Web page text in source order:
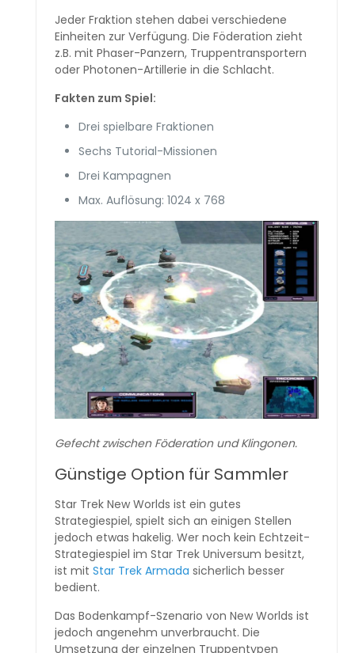
Jeder Fraktion stehen dabei verschiedene
Einheiten zur Verfügung. Die Föderation zieht
z.B. mit Phaser-Panzern, Truppentransportern
oder Photonen-Artillerie in die Schlacht.
Fakten zum Spiel:
Drei spielbare Fraktionen
Sechs Tutorial-Missionen
Drei Kampagnen
Max. Auflösung: 1024 x 768
Gefecht zwischen Föderation und Klingonen.
Günstige Option für Sammler
Star Trek New Worlds ist ein gutes
Strategiespiel, spielt sich an einigen Stellen
jedoch etwas hakelig. Wer noch kein Echtzeit-
Strategiespiel im Star Trek Universum besitzt,
ist mitStar Trek Armada sicherlich besser
bedient.
Das Bodenkampf-Szenario von New Worlds ist
jedoch angenehm unverbraucht. Die
Umsetzung der einzelnen Truppentypen